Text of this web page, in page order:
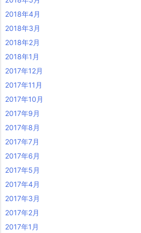
2018年4月
2018年3月
2018年2月
2018年1月
2017年12月
2017年11月
2017年10月
2017年9月
2017年8月
2017年7月
2017年6月
2017年5月
2017年4月
2017年3月
2017年2月
2017年1月